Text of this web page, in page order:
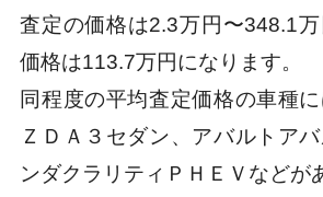
査定の価格は2.3万円〜348.1
価格は113.7万円になります。
同程度の平均査定価格の車種
ＺＤＡ３セダン、アバルトア
ンダクラリティＰＨＥＶなどが